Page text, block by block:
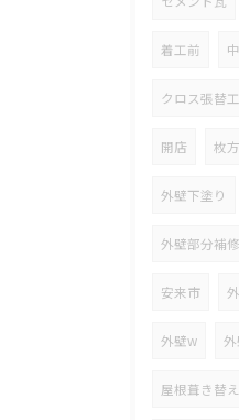
着工前
クロス張替
開店 枚
外壁下塗り
外壁部分補修
安来市
外壁w
屋根葺き替え